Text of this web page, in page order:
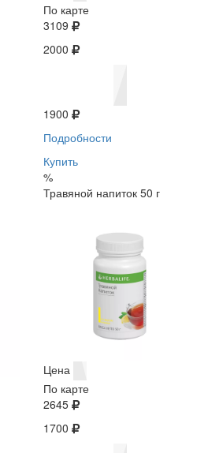
По карте
3109
2000
1900
Подробности
Купить
%
Травяной напиток 50 г
Цена
По карте
2645
1700